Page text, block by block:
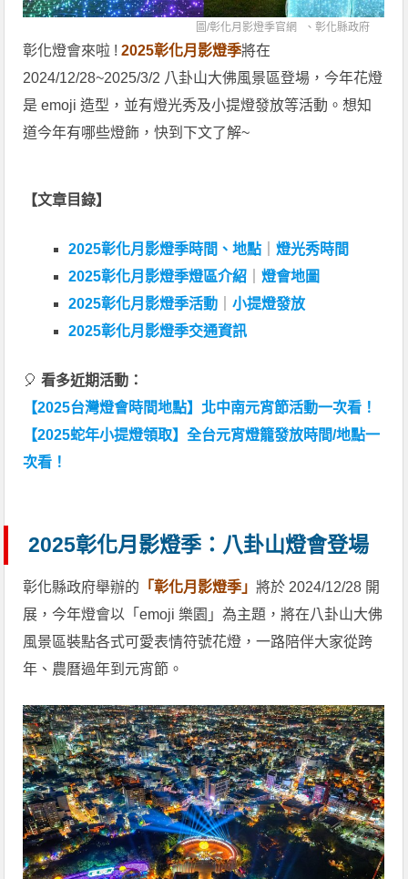
圖/彰化月影燈季官網 、彰化縣政府
彰化燈會來啦 !2025彰化月影燈季將在
2024/12/28~2025/3/2 八卦山大佛風景區登場，今年花燈
是 emoji 造型，並有燈光秀及小提燈發放等活動。想知
道今年有哪些燈飾，快到下文了解~
【文章目錄】
2025彰化月影燈季時間、地點 ｜燈光秀時間
2025彰化月影燈季燈區介紹 ｜燈會地圖
2025彰化月影燈季活動 ｜小提燈發放
2025彰化月影燈季交通資訊
🎈 看多近期活動：
【2025台灣燈會時間地點】北中南元宵節活動一次看！
【2025蛇年小提燈領取】全台元宵燈籠發放時間/地點一
次看！
2025彰化月影燈季：八卦山燈會登場
彰化縣政府舉辦的 「彰化月影燈季」將於 2024/12/28 開
展，今年燈會以「emoji 樂園」為主題，將在八卦山大佛
風景區裝點各式可愛表情符號花燈，一路陪伴大家從跨
年、農曆過年到元宵節。